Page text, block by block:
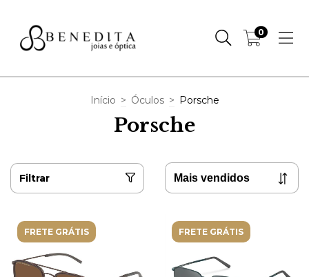
0
Início > Óculos > Porsche
Porsche
Filtrar
FRETE GRÁTIS FRETE GRÁTIS